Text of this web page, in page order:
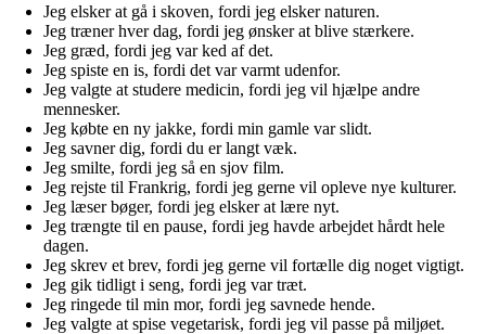
Jeg elsker at gå i skoven, fordi jeg elsker naturen.
Jeg træner hver dag, fordi jeg ønsker at blive stærkere.
Jeg græd, fordi jeg var ked af det.
Jeg spiste en is, fordi det var varmt udenfor.
Jeg valgte at studere medicin, fordi jeg vil hjælpe andre
mennesker.
Jeg købte en ny jakke, fordi min gamle var slidt.
Jeg savner dig, fordi du er langt væk.
Jeg smilte, fordi jeg så en sjov film.
Jeg rejste til Frankrig, fordi jeg gerne vil opleve nye kulturer.
Jeg læser bøger, fordi jeg elsker at lære nyt.
Jeg trængte til en pause, fordi jeg havde arbejdet hårdt hele
dagen.
Jeg skrev et brev, fordi jeg gerne vil fortælle dig noget vigtigt.
Jeg gik tidligt i seng, fordi jeg var træt.
Jeg ringede til min mor, fordi jeg savnede hende.
Jeg valgte at spise vegetarisk, fordi jeg vil passe på miljøet.